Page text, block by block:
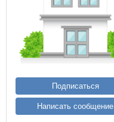
Подписаться
Написать сообщение